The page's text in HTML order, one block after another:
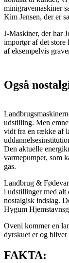
minigravemaskiner
Kim Jensen, der er
J-Maskiner, der har
importør af det
af eksempelvis
Også
udstilling. Men
vidt fra en række af
Den aktuelle
varmepumper, som
gas.
Landbrug &
i udstillinger med alt
nostalgisk indslag.
Hygum
Oveni kommer en
dyrskuet er og
FAKTA: